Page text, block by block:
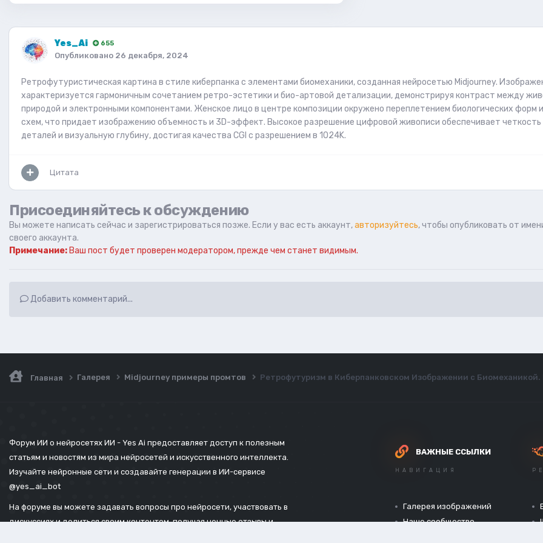
Yes_Ai 655
Опубликовано 26 декабря, 2024
Ретрофутуристическая картина в стиле киберпанка с элементами биомеханики, созданная нейросетью Midjourney.
характеризуется гармоничным сочетанием ретро-эстетики и био-артовой детализации, демонстрируя контраст между
природой и электронными компонентами. Женское лицо в центре композиции окружено переплетением биологических форм и
схем, что придает изображению объемность и 3D-эффект. Высокое разрешение цифровой живописи обеспечивает четкость
деталей и визуальную глубину, достигая качества CGI с разрешением в 1024K.
Цитата
Присоединяйтесь к обсуждению
Вы можете написать сейчас и зарегистрироваться позже. Если у вас есть аккаунт,авторизуйтесь, чтобы опубликовать от
своего аккаунта.
Примечание: Ваш пост будет проверен модератором, прежде чем станет видимым.
Добавить комментарий...
Главная Галерея Midjourney примеры промтов Ретрофутуризм в Киберпанковском Изображении с
Форум ИИ о нейросетях ИИ - Yes Ai предоставляет доступ к полезным
статьям и новостям из мира нейросетей и искусственного интеллекта.
Изучайте нейронные сети и создавайте генерации в ИИ-сервисе
@yes_ai_bot
На форуме вы можете задавать вопросы про нейросети, участвовать в
дискуссиях и делиться своим контентом, получая ценные отзывы и
ВАЖНЫЕ ССЫЛКИ
НАВИГАЦИЯ
Галерея изображений
Наше сообщество